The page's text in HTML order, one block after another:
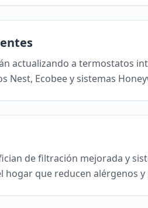
actualizando a termostatos
Nest, Ecobee y sistemas
de filtración mejorada y
hogar que reducen alérgenos y